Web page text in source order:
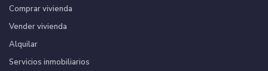
Comprar vivienda
Vender vivienda
Alquilar
Servicios inmobiliarios